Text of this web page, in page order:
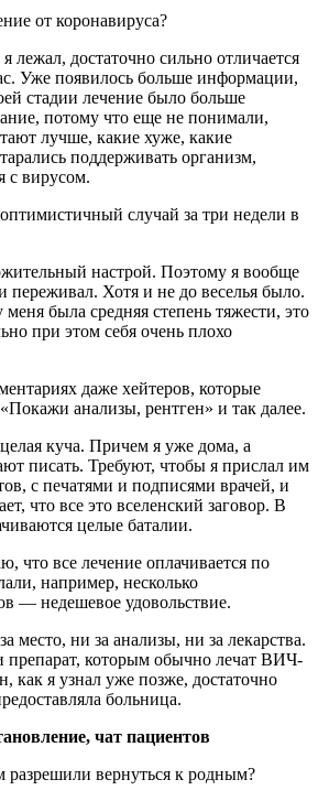
от коронавируса?
лежал, достаточно сильно отличается
Уже появилось больше информации,
стадии лечение было больше
потому что еще не понимали,
лучше, какие хуже, какие
поддерживать организм,
с вирусом.
случай за три недели в
настрой. Поэтому я вообще
переживал. Хотя и не до веселья было.
меня была средняя степень тяжести, это
при этом себя очень плохо
даже хейтеров, которые
анализы, рентген» и так далее.
куча. Причем я уже дома, а
писать. Требуют, чтобы я прислал им
с печатями и подписями врачей, и
что все это вселенский заговор. В
целые баталии.
все лечение оплачивается по
например, несколько
— недешевое удовольствие.
место, ни за анализы, ни за лекарства.
препарат, которым обычно лечат ВИЧ-
как я узнал уже позже, достаточно
больница.
чат пациентов
вернуться к родным?